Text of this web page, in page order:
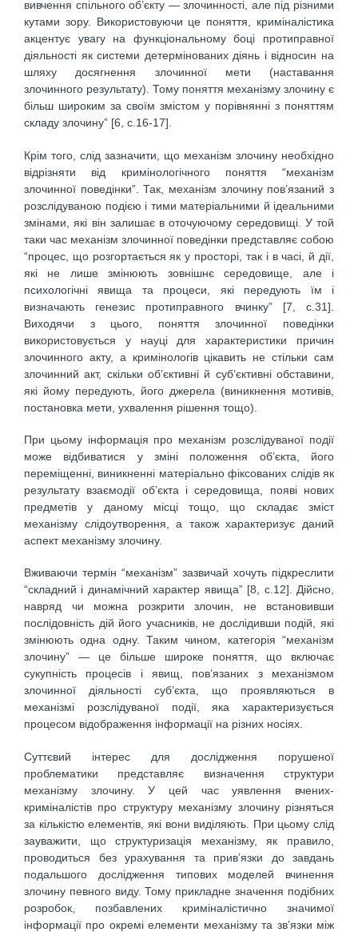
вивчення спільного об’єкту — злочинності, але під різними
кутами зору. Використовуючи це поняття, криміналістика
акцентує увагу на функціональному боці протиправної
діяльності як системи детермінованих діянь і відносин на
шляху досягнення злочинної мети (наставання
злочинного результату). Тому поняття механізму злочину є
більш широким за своїм змістом у порівнянні з поняттям
складу злочину” [6, с.16-17].
Крім того, слід зазначити, що механізм злочину необхідно
відрізняти від кримінологічного поняття “механізм
злочинної поведінки”. Так, механізм злочину пов’язаний з
розслідуваною подією і тими матеріальними й ідеальними
змінами, які він залишає в оточуючому середовищі. У той
таки час механізм злочинної поведінки представляє собою
“процес, що розгортається як у просторі, так і в часі, й дії,
які не лише змінюють зовнішнє середовище, але і
психологічні явища та процеси, які передують їм і
визначають генезис протиправного вчинку” [7, с.31].
Виходячи з цього, поняття злочинної поведінки
використовується у науці для характеристики причин
злочинного акту, а кримінологів цікавить не стільки сам
злочинний акт, скільки об’єктивні й суб’єктивні обставини,
які йому передують, його джерела (виникнення мотивів,
постановка мети, ухвалення рішення тощо).
При цьому інформація про механізм розслідуваної події
може відбиватися у зміні положення об’єкта, його
переміщенні, виникненні матеріально фіксованих слідів як
результату взаємодії об’єкта і середовища, появі нових
предметів у даному місці тощо, що складає зміст
механізму слідоутворення, а також характеризує даний
аспект механізму злочину.
Вживаючи термін “механізм” зазвичай хочуть підкреслити
“складний і динамічний характер явища” [8, с.12]. Дійсно,
навряд чи можна розкрити злочин, не встановивши
послідовність дій його учасників, не дослідивши подій, які
змінюють одна одну. Таким чином, категорія “механізм
злочину” — це більше широке поняття, що включає
сукупність процесів і явищ, пов’язаних з механізмом
злочинної діяльності суб’єкта, що проявляються в
механізмі розслідуваної події, яка характеризується
процесом відображення інформації на різних носіях.
Суттєвий інтерес для дослідження порушеної
проблематики представляє визначення структури
механізму злочину. У цей час уявлення вчених-
криміналістів про структуру механізму злочину різняться
за кількістю елементів, які вони виділяють. При цьому слід
зауважити, що структуризація механізму, як правило,
проводиться без урахування та прив’язки до завдань
подальшого дослідження типових моделей вчинення
злочину певного виду. Тому прикладне значення подібних
розробок, позбавлених криміналістично значимої
інформації про окремі елементи механізму та зв’язки між